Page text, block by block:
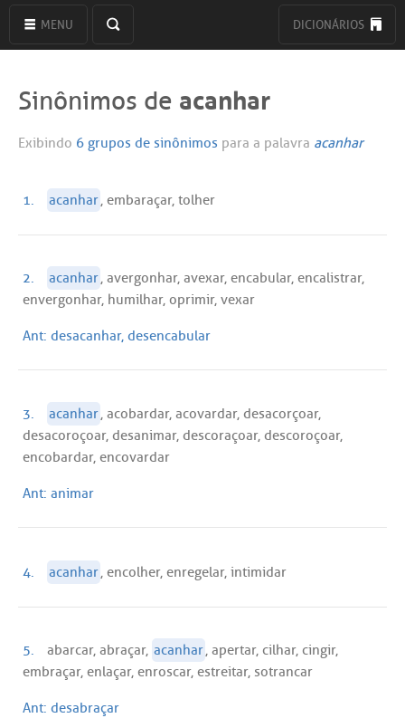
MENU DICIONÁRIOS
Sinônimos de acanhar
Exibindo 6 grupos de sinônimos para a palavra acanhar
1. acanhar, embaraçar, tolher
2. acanhar, avergonhar, avexar, encabular, encalistrar,
envergonhar, humilhar, oprimir, vexar
Ant: desacanhar, desencabular
3. acanhar, acobardar, acovardar, desacorçoar,
desacoroçoar, desanimar, descoraçoar, descoroçoar,
encobardar, encovardar
Ant: animar
4. acanhar, encolher, enregelar, intimidar
5. abarcar, abraçar, acanhar, apertar, cilhar, cingir,
embraçar, enlaçar, enroscar, estreitar, sotrancar
Ant: desabraçar